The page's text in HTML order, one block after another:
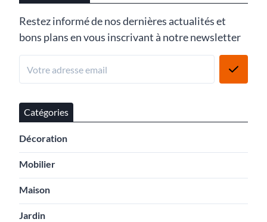
Restez informé de nos dernières actualités et
bons plans en vous inscrivant à notre newsletter
Catégories
Décoration
Mobilier
Maison
Jardin